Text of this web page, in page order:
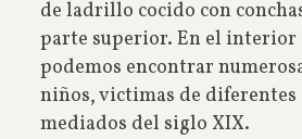
de ladrillo cocido con
parte superior. En el
podemos encontrar
niños, victimas de diferentes
mediados del siglo XIX.